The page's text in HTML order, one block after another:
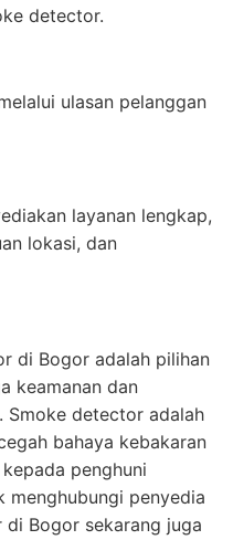
detector.
ulasan pelanggan
layanan lengkap,
lokasi, dan
di Bogor adalah pilihan
keamanan dan
Smoke detector adalah
bahaya kebakaran
penghuni
menghubungi penyedia
Bogor sekarang juga